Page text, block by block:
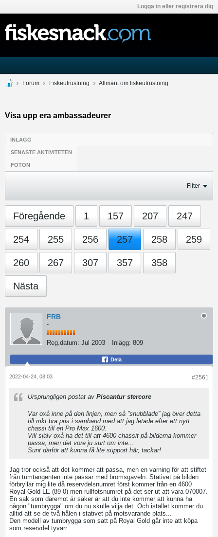
Logga in eller registrera dig
Forum Fiskeutrustning Allmänt om fiskeutrustning
Visa upp era ambassadeurer
INLÄGG
SENASTE AKTIVITETEN
FOTON
Filter
Föregående 1 157 207 247
254 255 256 257 258 259
260 267 307 357 358
Nästa
FRB
-
Reg.datum: Jul 2003 Inlägg: 809
Dela
#2561
2022-04-24, 08:03
Ursprungligen postat av Piscantur stercore
Var oxå inne på den linjen, men så ”snubblade” jag över detta
till mkt bra pris i samband med att jag letade efter ett nytt
chassi till en Pro Max 1600.
Vill själv oxå ha det till att 4600 chassit på bilderna kommer
passa, men det vore ju surt om inte…
Sunt därför att kunna få lite support här, tackar!
Jag tror också att det kommer att passa, men en varning för att stiftet
från tumtangenten inte passar med bromsgaveln. Stativet på bilden
förbryllar mig lite då reservdelsnumret först kommer från en 4600
Royal Gold LE (89-0) men rullfotsnumret på det ser ut att vara 070007.
En sak som däremot är säker är att du inte kommer att kunna ha
någon "tumbrygga" om du nu skulle vilja det. Och istället kommer du
alltid att se de två hålen i stativet på motsvarande plats...
Den modell av tumbrygga som satt på Royal Gold går inte att köpa
som reservdel tyvärr.